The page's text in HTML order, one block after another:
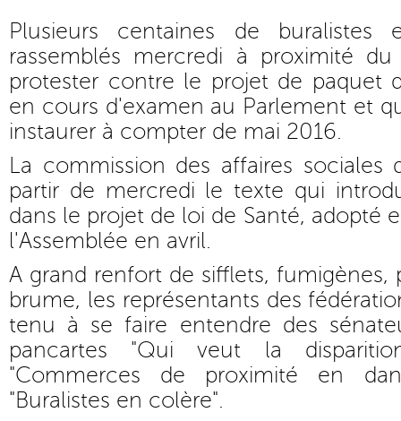
Plusieurs centaines de
rassemblés mercredi à proximité
protester contre le projet de paquet
en cours d'examen au Parlement et
instaurer à compter de mai 2016.
La commission des affaires sociales
partir de mercredi le texte qui
dans le projet de loi de Santé, adopté
l'Assemblée en avril.
A grand renfort de sifflets, fumigènes,
brume, les représentants des
tenu à se faire entendre des
pancartes "Qui veut la
"Commerces de proximité en
"Buralistes en colère".